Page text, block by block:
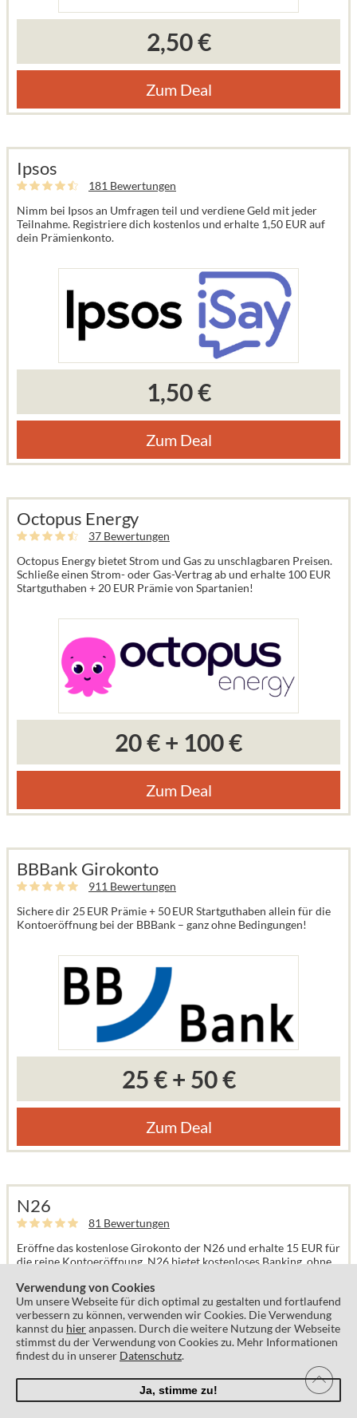
2,50 €
Zum Deal
Ipsos
181 Bewertungen
Nimm bei Ipsos an Umfragen teil und verdiene Geld mit jeder
Teilnahme. Registriere dich kostenlos und erhalte 1,50 EUR auf
dein Prämienkonto.
1,50 €
Zum Deal
Octopus Energy
37 Bewertungen
Octopus Energy bietet Strom und Gas zu unschlagbaren Preisen.
Schließe einen Strom- oder Gas-Vertrag ab und erhalte 100 EUR
Startguthaben + 20 EUR Prämie von Spartanien!
20 €+ 100 €
Zum Deal
BBBank Girokonto
911 Bewertungen
Sichere dir 25 EUR Prämie + 50 EUR Startguthaben allein für die
Kontoeröffnung bei der BBBank – ganz ohne Bedingungen!
25 €+ 50 €
Zum Deal
N26
81 Bewertungen
Eröffne das kostenlose Girokonto der N26 und erhalte 15 EUR für
die reine Kontoeröffnung. N26 bietet kostenloses Banking, ohne
Verwendung von Cookies
Um unsere Webseite für dich optimal zu gestalten und fortlaufend
verbessern zu können, verwenden wir Cookies. Die Verwendung
kannst du hieranpassen. Durch die weitere Nutzung der Webseite
stimmst du der Verwendung von Cookies zu. Mehr Informationen
findest du in unserer Datenschutz.
Ja, stimme zu!